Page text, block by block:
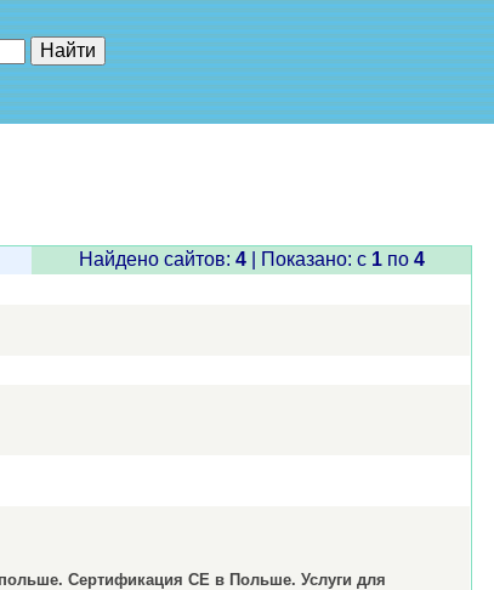
Найдено сайтов: 4| Показано: c 1по 4
Сертификация СЕ в Польше. Услуги для